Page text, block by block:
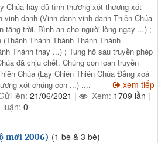
Chúa hãy dủ tình thương xót thương xót
danh (Vinh danh vinh danh Thiên Chúa
tầng trời. Bình an cho người lòng ngay ...) ;
Thánh Thánh Thánh Thánh
Thánh thay ...) ; Tung hô sau truyền phép
đã chịu chết. Chúng con loan truyền
Chúa (Lạy Chiên Thiên Chúa Đấng xoá
xót chúng con ...) ....
xem tiếp
lên: 21/06/2021 | Xem: 1709 lần |
luận: 0
mới 2006) (1 bè & 3 bè)